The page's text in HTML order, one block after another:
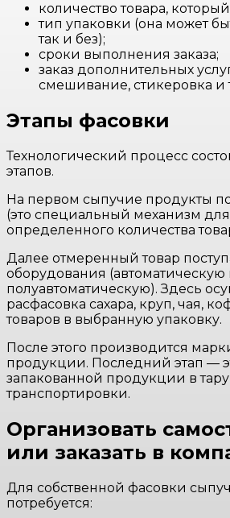
количество товара,
тип упаковки (она может
так и без);
сроки выполнения заказа;
заказ дополнительных
смешивание, стикеровка и
Этапы фасовки
Технологический процесс
этапов.
На первом сыпучие продукты
(это специальный механизм
определенного количества
Далее отмеренный товар
оборудования (автоматическую
полуавтоматическую). Здесь
расфасовка сахара, круп, чая,
товаров в выбранную упаковку.
После этого производится
продукции. Последний этап —
запакованной продукции в
транспортировки.
Организовать
или заказать в
Для собственной фасовки
потребуется: